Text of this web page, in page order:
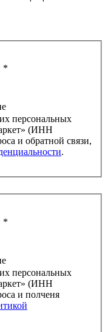
*
персональных
(ИНН
.
*
персональных
(ИНН